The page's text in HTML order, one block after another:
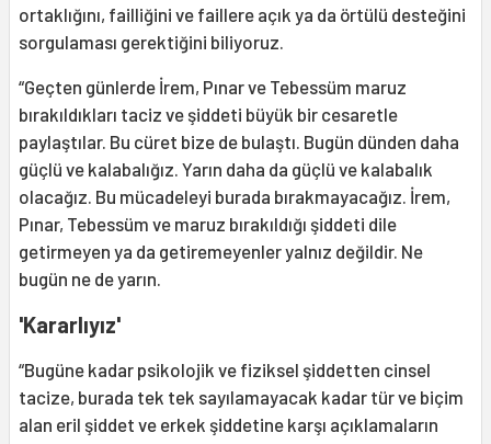
ortaklığını, failliğini ve faillere açık ya da örtülü desteğini
sorgulaması gerektiğini biliyoruz.
“Geçten günlerde İrem, Pınar ve Tebessüm maruz
bırakıldıkları taciz ve şiddeti büyük bir cesaretle
paylaştılar. Bu cüret bize de bulaştı. Bugün dünden daha
güçlü ve kalabalığız. Yarın daha da güçlü ve kalabalık
olacağız. Bu mücadeleyi burada bırakmayacağız. İrem,
Pınar, Tebessüm ve maruz bırakıldığı şiddeti dile
getirmeyen ya da getiremeyenler yalnız değildir. Ne
bugün ne de yarın.
'Kararlıyız'
“Bugüne kadar psikolojik ve fiziksel şiddetten cinsel
tacize, burada tek tek sayılamayacak kadar tür ve biçim
alan eril şiddet ve erkek şiddetine karşı açıklamaların